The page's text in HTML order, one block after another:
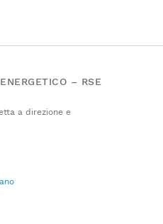
– RSE
a direzione e